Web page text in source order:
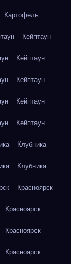
Картофель
Кейптаун
Кейптаун
Кейптаун
Кейптаун
Кейптаун
Клубника
Клубника
Красноярск
Красноярск
Красноярск
Красноярск